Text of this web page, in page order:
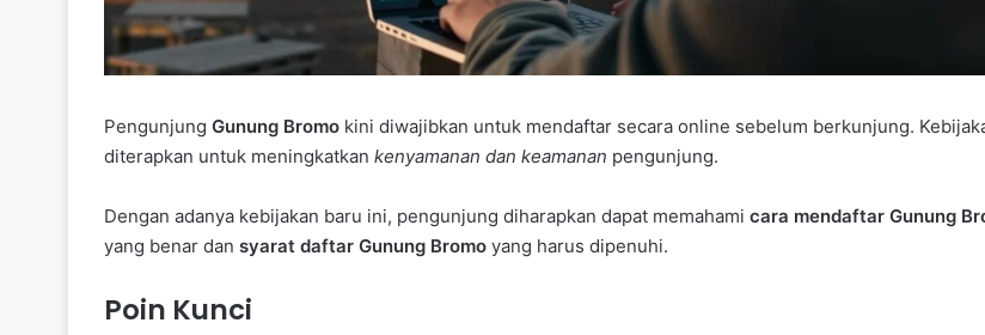
Pengunjung Gunung Bromo kini diwajibkan untuk mendaftar secara online sebelum berkunjung.
diterapkan untuk meningkatkan kenyamanan dan keamanan pengunjung.
Dengan adanya kebijakan baru ini, pengunjung diharapkan dapat memahami cara mendaftar Gunung
yang benar dan syarat daftar Gunung Bromo yang harus dipenuhi.
Poin Kunci